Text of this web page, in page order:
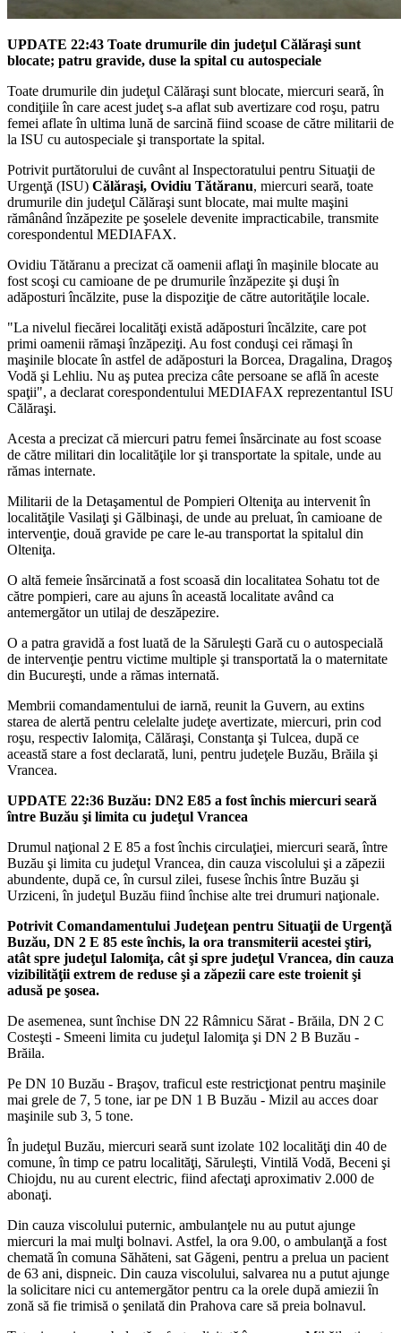
UPDATE 22:43 Toate drumurile din judeţul Călăraşi sunt
blocate; patru gravide, duse la spital cu autospeciale
Toate drumurile din judeţul Călăraşi sunt blocate, miercuri seară, în
condiţiile în care acest judeţ s-a aflat sub avertizare cod roşu, patru
femei aflate în ultima lună de sarcină fiind scoase de către militarii de
la ISU cu autospeciale şi transportate la spital.
Potrivit purtătorului de cuvânt al Inspectoratului pentru Situaţii de
Urgenţă (ISU) Călăraşi, Ovidiu Tătăranu, miercuri seară, toate
drumurile din judeţul Călăraşi sunt blocate, mai multe maşini
rămânând înzăpezite pe şoselele devenite impracticabile, transmite
corespondentul MEDIAFAX.
Ovidiu Tătăranu a precizat că oamenii aflaţi în maşinile blocate au
fost scoşi cu camioane de pe drumurile înzăpezite şi duşi în
adăposturi încălzite, puse la dispoziţie de către autorităţile locale.
"La nivelul fiecărei localităţi există adăposturi încălzite, care pot
primi oamenii rămaşi înzăpeziţi. Au fost conduşi cei rămaşi în
maşinile blocate în astfel de adăposturi la Borcea, Dragalina, Dragoş
Vodă şi Lehliu. Nu aş putea preciza câte persoane se află în aceste
spaţii", a declarat corespondentului MEDIAFAX reprezentantul ISU
Călăraşi.
Acesta a precizat că miercuri patru femei însărcinate au fost scoase
de către militari din localităţile lor şi transportate la spitale, unde au
rămas internate.
Militarii de la Detaşamentul de Pompieri Olteniţa au intervenit în
localităţile Vasilaţi şi Gălbinaşi, de unde au preluat, în camioane de
intervenţie, două gravide pe care le-au transportat la spitalul din
Olteniţa.
O altă femeie însărcinată a fost scoasă din localitatea Sohatu tot de
către pompieri, care au ajuns în această localitate având ca
antemergător un utilaj de deszăpezire.
O a patra gravidă a fost luată de la Săruleşti Gară cu o autospecială
de intervenţie pentru victime multiple şi transportată la o maternitate
din Bucureşti, unde a rămas internată.
Membrii comandamentului de iarnă, reunit la Guvern, au extins
starea de alertă pentru celelalte judeţe avertizate, miercuri, prin cod
roşu, respectiv Ialomiţa, Călăraşi, Constanţa şi Tulcea, după ce
această stare a fost declarată, luni, pentru judeţele Buzău, Brăila şi
Vrancea.
UPDATE 22:36 Buzău: DN2 E85 a fost închis miercuri seară
între Buzău şi limita cu judeţul Vrancea
Drumul naţional 2 E 85 a fost închis circulaţiei, miercuri seară, între
Buzău şi limita cu judeţul Vrancea, din cauza viscolului şi a zăpezii
abundente, după ce, în cursul zilei, fusese închis între Buzău şi
Urziceni, în judeţul Buzău fiind închise alte trei drumuri naţionale.
Potrivit Comandamentului Judeţean pentru Situaţii de Urgenţă
Buzău, DN 2 E 85 este închis, la ora transmiterii acestei ştiri,
atât spre judeţul Ialomiţa, cât şi spre judeţul Vrancea, din cauza
vizibilităţii extrem de reduse şi a zăpezii care este troienit şi
adusă pe şosea.
De asemenea, sunt închise DN 22 Râmnicu Sărat - Brăila, DN 2 C
Costeşti - Smeeni limita cu judeţul Ialomiţa şi DN 2 B Buzău -
Brăila.
Pe DN 10 Buzău - Braşov, traficul este restricţionat pentru maşinile
mai grele de 7, 5 tone, iar pe DN 1 B Buzău - Mizil au acces doar
maşinile sub 3, 5 tone.
În judeţul Buzău, miercuri seară sunt izolate 102 localităţi din 40 de
comune, în timp ce patru localităţi, Săruleşti, Vintilă Vodă, Beceni şi
Chiojdu, nu au curent electric, fiind afectaţi aproximativ 2.000 de
abonaţi.
Din cauza viscolului puternic, ambulanţele nu au putut ajunge
miercuri la mai mulţi bolnavi. Astfel, la ora 9.00, o ambulanţă a fost
chemată în comuna Săhăteni, sat Găgeni, pentru a prelua un pacient
de 63 ani, dispneic. Din cauza viscolului, salvarea nu a putut ajunge
la solicitare nici cu antemergător pentru ca la orele după amiezii în
zonă să fie trimisă o şenilată din Prahova care să preia bolnavul.